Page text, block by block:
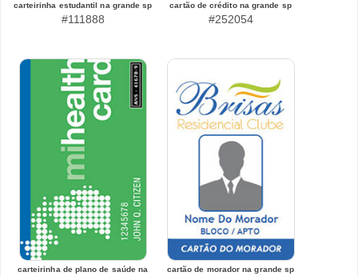
carteirinha estudantil na grande sp
#111888
cartão de crédito na grande sp
#252054
carteirinha de plano de saúde na
cartão de morador na grande sp